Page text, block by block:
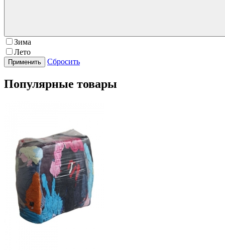
Зима
Лето
Сбросить
Популярные товары